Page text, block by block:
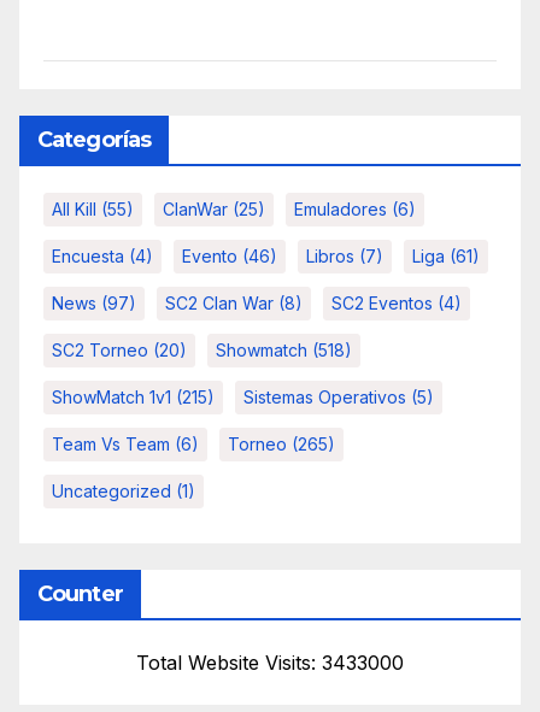
Categorías
All Kill (55) ClanWar (25) Emuladores (6)
Encuesta (4) Evento (46) Libros (7) Liga (61)
News (97) SC2 Clan War (8) SC2 Eventos (4)
SC2 Torneo (20) Showmatch (518)
ShowMatch 1v1 (215) Sistemas Operativos (5)
Team Vs Team (6) Torneo (265)
Uncategorized (1)
Counter
Total Website Visits: 3433000